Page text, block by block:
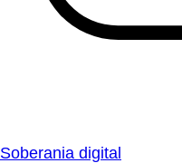
Soberania digital